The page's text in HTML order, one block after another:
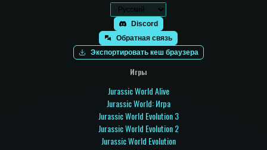
Discord
Обратная связь
Экспортировать кеш браузера
Игры
Jurassic World Alive
Jurassic World: Игра
Jurassic World Evolution 3
Jurassic World Evolution 2
Jurassic World Evolution